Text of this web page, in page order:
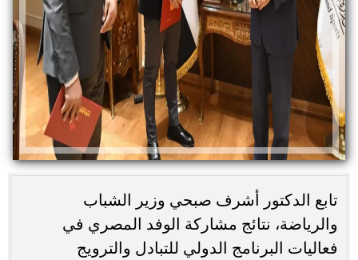
تابع الدكتور أشرف صبحي وزير الشباب
والرياضة، نتائج مشاركة الوفد المصري في
فعاليات البرنامج الدولي للتبادل والترويج